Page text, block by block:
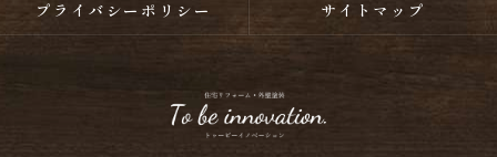
プライバシーポリシー サイトマップ